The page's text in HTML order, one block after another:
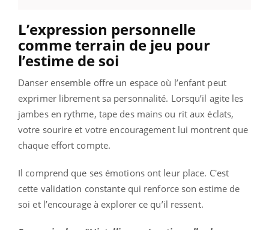
L’expression personnelle
comme terrain de jeu pour
l’estime de soi
Danser ensemble offre un espace où l’enfant peut
exprimer librement sa personnalité. Lorsqu’il agite les
jambes en rythme, tape des mains ou rit aux éclats,
votre sourire et votre encouragement lui montrent que
chaque effort compte.
Il comprend que ses émotions ont leur place. C'est
cette validation constante qui renforce son estime de
soi et l’encourage à explorer ce qu’il ressent.